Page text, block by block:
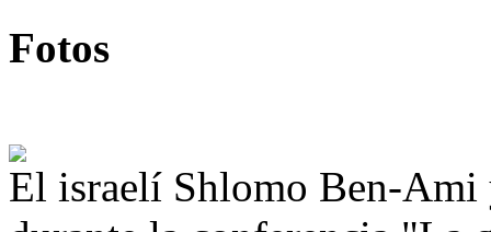
Fotos
El israelí Shlomo Ben-Ami